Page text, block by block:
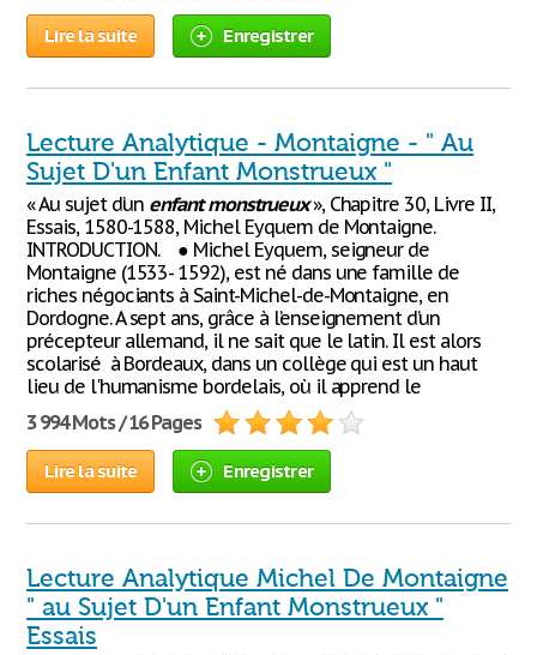
Lire la suite Enregistrer
Lecture Analytique - Montaigne - " Au
Sujet D'un Enfant Monstrueux "
« Au sujet d’un enfant monstrueux», Chapitre 30, Livre II,
Essais, 1580-1588, Michel Eyquem de Montaigne.
INTRODUCTION. ● Michel Eyquem, seigneur de
Montaigne (1533- 1592), est né dans une famille de
riches négociants à Saint-Michel-de-Montaigne, en
Dordogne. A sept ans, grâce à l’enseignement d’un
précepteur allemand, il ne sait que le latin. Il est alors
scolarisé à Bordeaux, dans un collège qui est un haut
lieu de l'humanisme bordelais, où il apprend le
3 994 Mots / 16 Pages
Lire la suite Enregistrer
Lecture Analytique Michel De Montaigne
" au Sujet D'un Enfant Monstrueux "
Essais